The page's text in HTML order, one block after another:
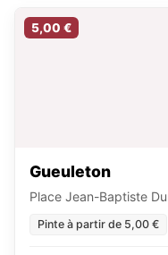
5,00 €
Gueuleton
Place Jean-Baptiste
Pinte à partir de 5,00 €